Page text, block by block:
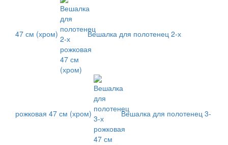
47 см (хром) Вешалка для полотенец 2-х
рожковая 47 см (хром) Вешалка для полотенец 3-